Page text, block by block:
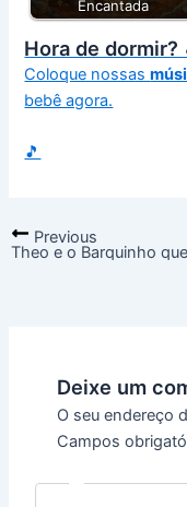
Encantada
Hora de dormir?
Coloque nossas
bebê agora.
🎵
Previous
Theo e o Barquinho
Deixe um
O seu endereço
Campos